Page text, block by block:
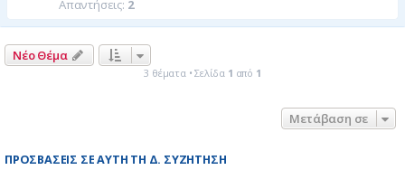
Απαντήσεις: 2
Νέο Θέμα
3 θέματα • Σελίδα 1 από 1
Μετάβαση σε
ΠΡΟΣΒΆΣΕΙΣ ΣΕ ΑΥΤΉ ΤΗ Δ. ΣΥΖΉΤΗΣΗ